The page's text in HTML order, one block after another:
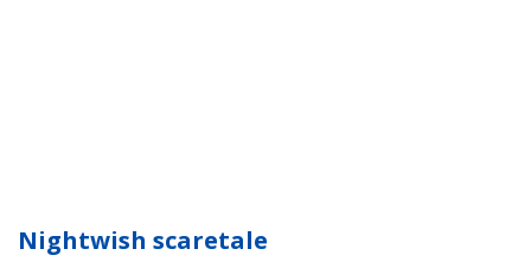
Nightwish scaretale